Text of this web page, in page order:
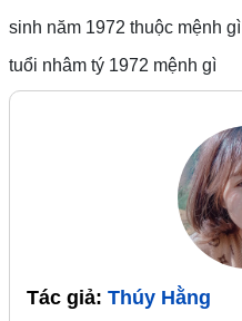
sinh năm 1972 thuộc mệnh gì
tuổi nhâm tý 1972 mệnh gì
Tác giả: Thúy Hằng